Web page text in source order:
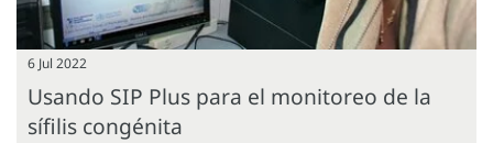
6 Jul 2022
Usando SIP Plus para el monitoreo de la
sífilis congénita